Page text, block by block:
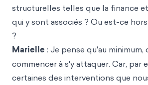
structurelles telles que la finance
qui y sont associés ? Ou est-ce
?
Marielle : Je pense qu'au minimum,
commencer à s'y attaquer. Car, par
certaines des interventions que